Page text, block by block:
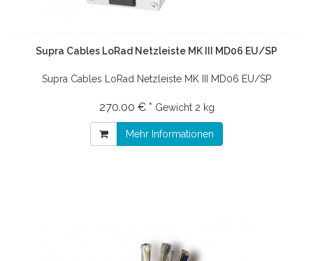
Supra Cables LoRad Netzleiste MK III MD06 EU/SP
Supra Cables LoRad Netzleiste MK III MD06 EU/SP
270.00 € * Gewicht 2 kg
Mehr Informationen